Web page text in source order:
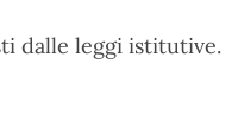
dalle leggi istitutive.